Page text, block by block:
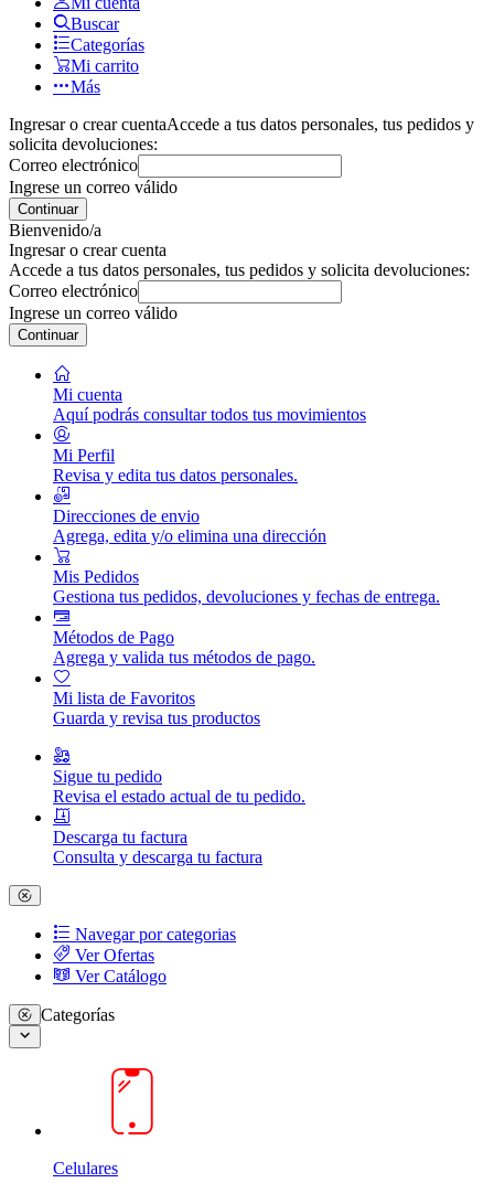
Buscar
Categorías
Mi carrito
Más
Ingresar o crear cuentaAccede a tus datos personales, tus pedidos y
solicita devoluciones:
Correo electrónico
Ingrese un correo válido
Continuar
Bienvenido/a
Ingresar o crear cuenta
Accede a tus datos personales, tus pedidos y solicita devoluciones:
Correo electrónico
Ingrese un correo válido
Continuar
Mi cuenta
Aquí podrás consultar todos tus movimientos
Mi Perfil
Revisa y edita tus datos personales.
Direcciones de envio
Agrega, edita y/o elimina una dirección
Mis Pedidos
Gestiona tus pedidos, devoluciones y fechas de entrega.
Métodos de Pago
Agrega y valida tus métodos de pago.
Mi lista de Favoritos
Guarda y revisa tus productos
Sigue tu pedido
Revisa el estado actual de tu pedido.
Descarga tu factura
Consulta y descarga tu factura
Navegar por categorias
Ver Ofertas
Ver Catálogo
Categorías
Celulares